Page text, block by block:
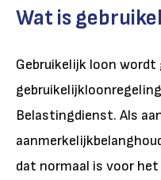
Wat is
Gebruikelijk loon wordt
Belastingdienst. Als
dat normaal is voor